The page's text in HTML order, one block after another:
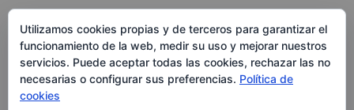
RedWebAgencia.com
Calle Alcátara 82, MADRID
Utilizamos cookies propias y de terceros para garantizar el
funcionamiento de la web, medir su uso y mejorar nuestros
servicios. Puede aceptar todas las cookies, rechazar las no
necesarias o configurar sus preferencias. Política de
cookies